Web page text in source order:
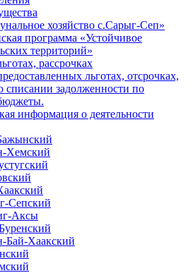
хозяйство с.Сарыг-Сеп»
программа «Устойчивое
территорий»
рассрочках
льготах, отсрочках,
списании задолженности по
информация о деятельности
Хемский
Сепский
Аксы
Бай-Хаакский